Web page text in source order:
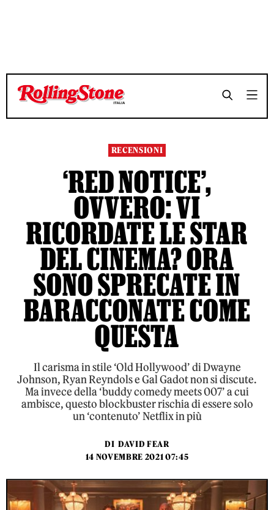
TEMPO DI LETTURA 8 MINUTI SHARE
TEMPO DI LETTURA 8 MINUTI SHARE
RECENSIONI
‘RED NOTICE’,
OVVERO: VI
RICORDATE LE STAR
DEL CINEMA? ORA
SONO SPRECATE IN
BARACCONATE COME
QUESTA
Il carisma in stile ‘Old Hollywood’ di Dwayne
Johnson, Ryan Reyndols e Gal Gadot non si discute.
Ma invece della ‘buddy comedy meets 007’ a cui
ambisce, questo blockbuster rischia di essere solo
un ‘contenuto’ Netflix in più
DI DAVID FEAR
14 NOVEMBRE 2021 07:45